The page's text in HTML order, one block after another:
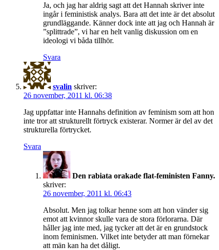
Ja, och jag har aldrig sagt att det Hannah skriver inte
ingår i feministisk analys. Bara att det inte är det absolut
grundläggande. Känner dock inte att jag och Hannah är
”splittrade”, vi har en helt vanlig diskussion om en
ideologi vi båda tillhör.
Svara
svalin skriver:
26 november, 2011 kl. 06:38
Jag uppfattar inte Hannahs definition av feminism som att hon
inte tror att strukturellt förtryck existerar. Normer är del av det
strukturella förtrycket.
Svara
Den rabiata orakade flat-feministen Fanny.
skriver:
26 november, 2011 kl. 06:43
Absolut. Men jag tolkar henne som att hon vänder sig
emot att kvinnor skulle vara de stora förlorarna. Där
håller jag inte med, jag tycker att det är en grundstock
inom feminismen. Vilket inte betyder att man förnekar
att män kan ha det dåligt.